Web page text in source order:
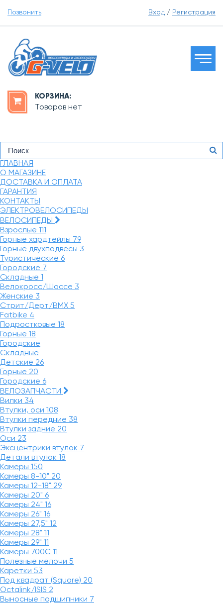
Позвонить Вход / Регистрация
КОРЗИНА:
Товаров нет
ГЛАВНАЯ
О МАГАЗИНЕ
ДОСТАВКА И ОПЛАТА
ГАРАНТИЯ
КОНТАКТЫ
ЭЛЕКТРОВЕЛОСИПЕДЫ
ВЕЛОСИПЕДЫ
Взрослые 111
Горные хардтейлы 79
Горные двухподвесы 3
Туристические 6
Городские 7
Складные 1
Велокросс/Шоссе 3
Женские 3
Стрит/Дерт/BMX 5
Fatbike 4
Подростковые 18
Горные 18
Городские
Складные
Детские 26
Горные 20
Городские 6
ВЕЛОЗАПЧАСТИ
Вилки 34
Втулки, оси 108
Втулки передние 38
Втулки задние 20
Оси 23
Эксцентрики втулок 7
Детали втулок 18
Камеры 150
Камеры 8-10" 20
Камеры 12-18" 29
Камеры 20" 6
Камеры 24" 16
Камеры 26" 16
Камеры 27,5" 12
Камеры 28" 11
Камеры 29" 11
Камеры 700C 11
Полезные мелочи 5
Каретки 53
Под квадрат (Square) 20
Octalink/ISIS 2
Выносные подшипники 7